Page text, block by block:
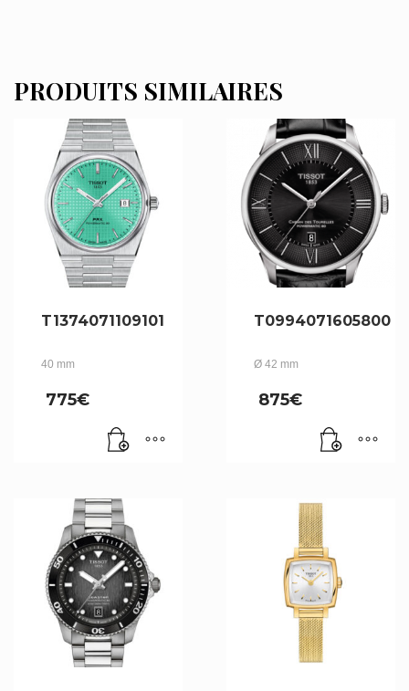
PRODUITS SIMILAIRES
T1374071109101
40 mm
775€
T0994071605800
Ø 42 mm
875€